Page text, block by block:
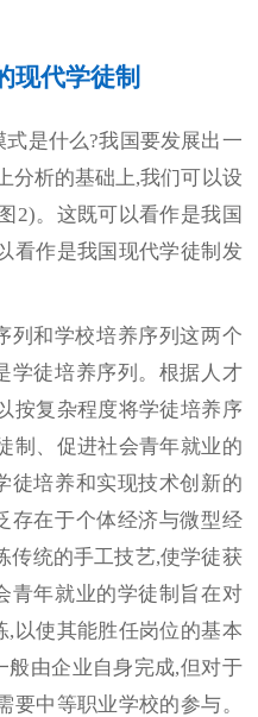
现代学徒制
是什么?我国要发展出一
分析的基础上,我们可以设
2)。这既可以看作是我国
看作是我国现代学徒制发
列和学校培养序列这两个
学徒培养序列。根据人才
按复杂程度将学徒培养序
制、促进社会青年就业的
徒培养和实现技术创新的
存在于个体经济与微型经
传统的手工技艺,使学徒获
青年就业的学徒制旨在对
,以使其能胜任岗位的基本
般由企业自身完成,但对于
要中等职业学校的参与。